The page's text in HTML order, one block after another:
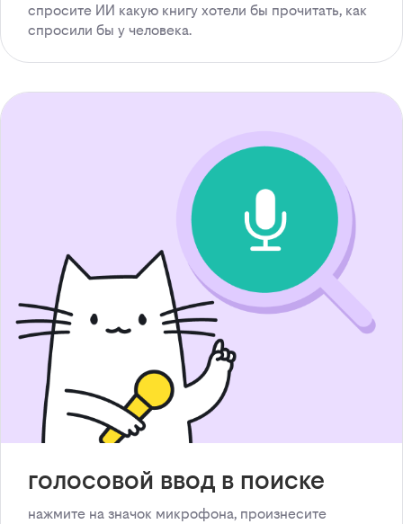
спросите ИИ какую книгу хотели бы прочитать, как
спросили бы у человека.
голосовой ввод в поиске
нажмите на значок микрофона, произнесите